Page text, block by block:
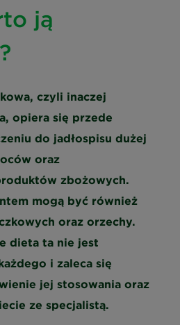
ją
czyli inaczej
opiera się przede
do jadłospisu dużej
oraz
zbożowych.
mogą być również
oraz orzechy.
dieta ta nie jest
i zaleca się
jej stosowania oraz
ze specjalistą.